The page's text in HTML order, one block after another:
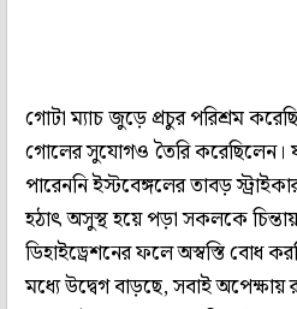
গোটা ম্যাচ জুড়ে প্রচুর পরিশ্রম
গোলের সুযোগও তৈরি
পারেননি ইস্টবেঙ্গলের তাবড়
হঠাৎ অসুস্থ হয়ে পড়া সকলকে
ডিহাইড্রেশনের ফলে অস্বস্তি বোধ
মধ্যে উদ্বেগ বাড়ছে, সবাই অপেক্ষায়